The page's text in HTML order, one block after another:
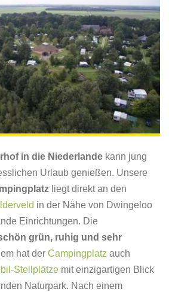
in die Niederlande kann jung
Urlaub genießen. Unsere
liegt direkt an den
in der Nähe von Dwingeloo
Einrichtungen. Die
grün, ruhig und sehr
hat der Campingplatz auch
Stellplätze mit einzigartigen Blick
Naturpark. Nach einem